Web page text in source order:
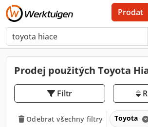
Prodat
Prodej použitých Toyota
Filtr
Odebrat všechny filtry Toyota